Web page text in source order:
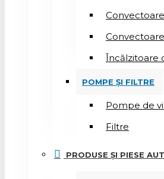
Încălzitoare
POMPE ȘI FILTRE
Pompe de
Filtre
PRODUSE ȘI PIESE